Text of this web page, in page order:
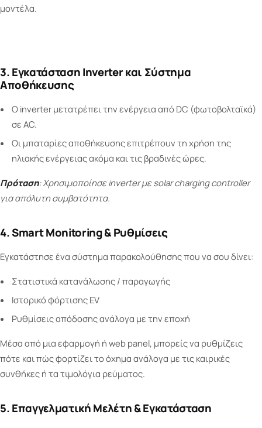
μοντέλα.
3. Εγκατάσταση Inverter και Σύστημα
Αποθήκευσης
Ο inverter μετατρέπει την ενέργεια από DC (φωτοβολταϊκά)
σε AC.
Οι μπαταρίες αποθήκευσης επιτρέπουν τη χρήση της
ηλιακής ενέργειας ακόμα και τις βραδινές ώρες.
Πρόταση: Χρησιμοποίησε inverter με solar charging controller
για απόλυτη συμβατότητα.
4. Smart Monitoring & Ρυθμίσεις
Εγκατάστησε ένα σύστημα παρακολούθησης που να σου δίνει:
Στατιστικά κατανάλωσης / παραγωγής
Ιστορικό φόρτισης EV
Ρυθμίσεις απόδοσης ανάλογα με την εποχή
Μέσα από μια εφαρμογή ή web panel, μπορείς να ρυθμίζεις
πότε και πώς φορτίζει το όχημα ανάλογα με τις καιρικές
συνθήκες ή τα τιμολόγια ρεύματος.
5. Επαγγελματική Μελέτη & Εγκατάσταση